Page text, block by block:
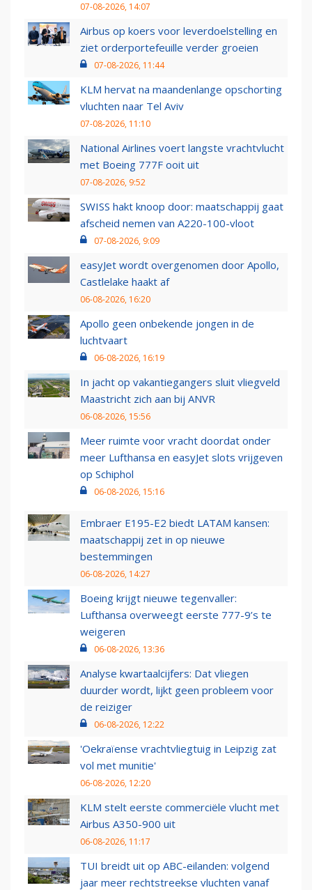
07-08-2026, 14:07
Airbus op koers voor leverdoelstelling en
ziet orderportefeuille verder groeien
07-08-2026, 11:44
KLM hervat na maandenlange opschorting
vluchten naar Tel Aviv
07-08-2026, 11:10
National Airlines voert langste vrachtvlucht
met Boeing 777F ooit uit
07-08-2026, 9:52
SWISS hakt knoop door: maatschappij gaat
afscheid nemen van A220-100-vloot
07-08-2026, 9:09
easyJet wordt overgenomen door Apollo,
Castlelake haakt af
06-08-2026, 16:20
Apollo geen onbekende jongen in de
luchtvaart
06-08-2026, 16:19
In jacht op vakantiegangers sluit vliegveld
Maastricht zich aan bij ANVR
06-08-2026, 15:56
Meer ruimte voor vracht doordat onder
meer Lufthansa en easyJet slots vrijgeven
op Schiphol
06-08-2026, 15:16
Embraer E195-E2 biedt LATAM kansen:
maatschappij zet in op nieuwe
bestemmingen
06-08-2026, 14:27
Boeing krijgt nieuwe tegenvaller:
Lufthansa overweegt eerste 777-9’s te
weigeren
06-08-2026, 13:36
Analyse kwartaalcijfers: Dat vliegen
duurder wordt, lijkt geen probleem voor
de reiziger
06-08-2026, 12:22
'Oekraïense vrachtvliegtuig in Leipzig zat
vol met munitie'
06-08-2026, 12:20
KLM stelt eerste commerciële vlucht met
Airbus A350-900 uit
06-08-2026, 11:17
TUI breidt uit op ABC-eilanden: volgend
jaar meer rechtstreekse vluchten vanaf